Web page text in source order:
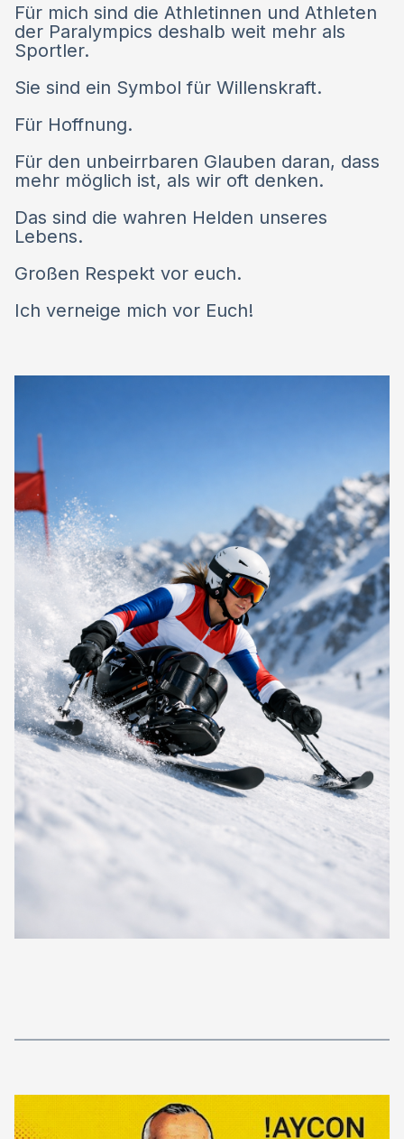
Für mich sind die Athletinnen und Athleten
der Paralympics deshalb weit mehr als
Sportler.
Sie sind ein Symbol für Willenskraft.
Für Hoffnung.
Für den unbeirrbaren Glauben daran, dass
mehr möglich ist, als wir oft denken.
Das sind die wahren Helden unseres
Lebens.
Großen Respekt vor euch.
Ich verneige mich vor Euch!